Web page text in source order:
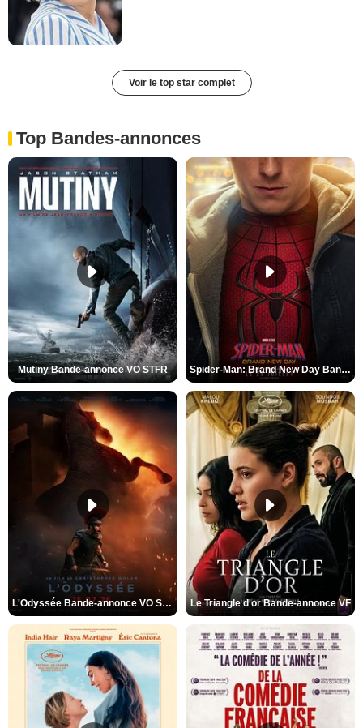
Voir le top star complet
Top Bandes-annonces
Mutiny Bande-annonce VO STFR Spider-Man: Brand New Day Bande-annonce VO STFR
L'Odyssée Bande-annonce VO STFR Le Triangle d'or Bande-annonce VF